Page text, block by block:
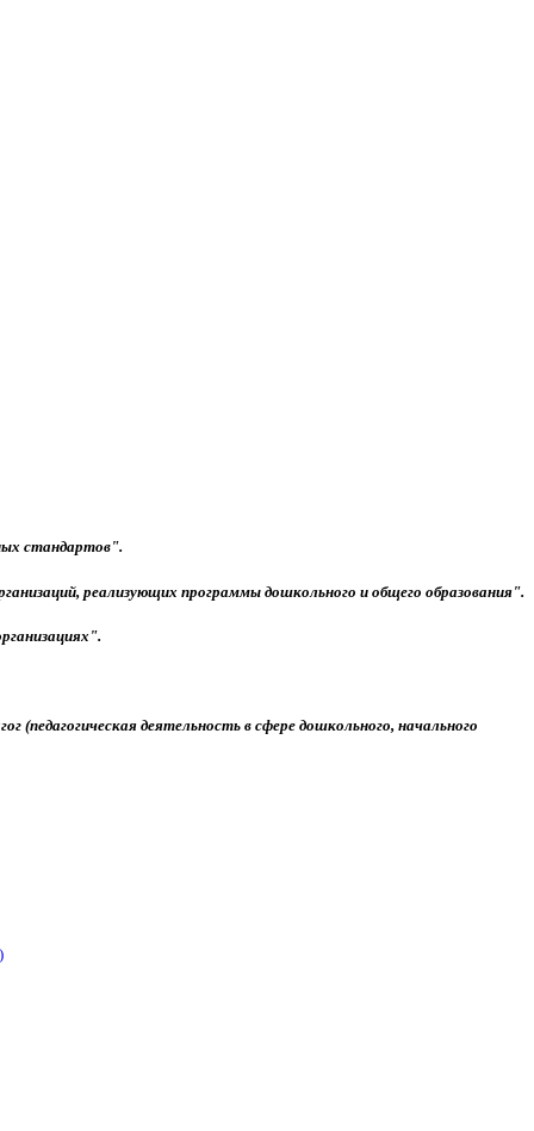
стандартов".
реализующих программы дошкольного и общего образования".
деятельность в сфере дошкольного, начального